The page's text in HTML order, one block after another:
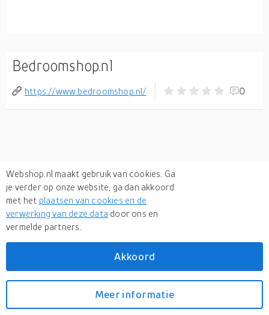
Bedroomshop.nl
https://www.bedroomshop.nl/ 0
Webshop.nl maakt gebruik van cookies. Ga
je verder op onze website, ga dan akkoord
met het plaatsen van cookies en de
verwerking van deze data door ons en
vermelde partners.
Akkoord
Meer informatie